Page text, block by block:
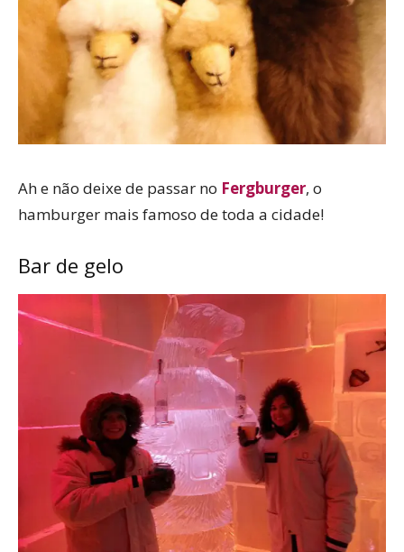
Ah e não deixe de passar no Fergburger, o
hamburger mais famoso de toda a cidade!
Bar de gelo